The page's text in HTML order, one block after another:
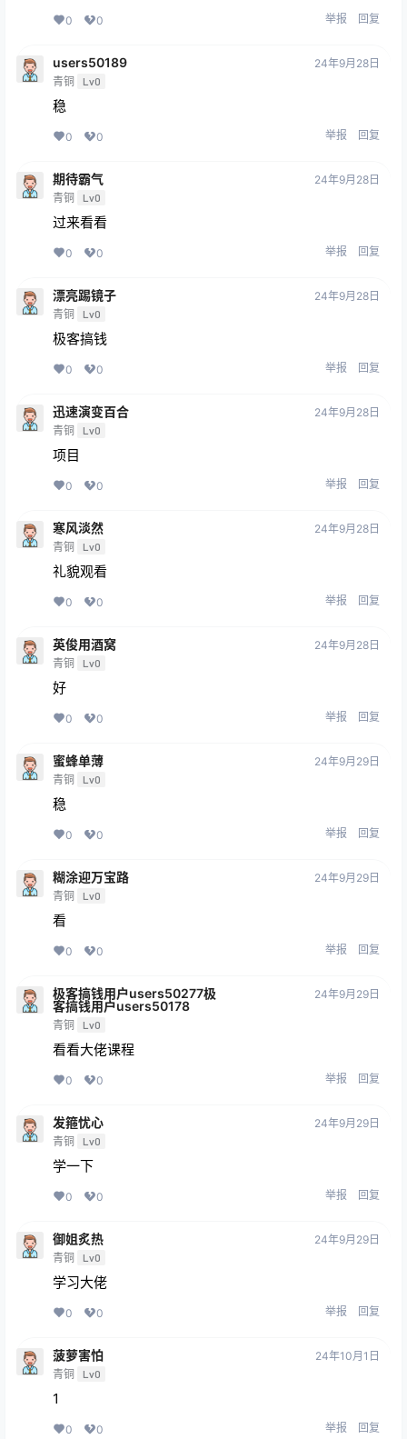
0 0 举报 回复
users50189
青铜 Lv0
24年9月28日
稳
0 0 举报 回复
期待霸气
青铜 Lv0
24年9月28日
过来看看
0 0 举报 回复
漂亮踢镜子
青铜 Lv0
24年9月28日
极客搞钱
0 0 举报 回复
迅速演变百合
青铜 Lv0
24年9月28日
项目
0 0 举报 回复
寒风淡然
青铜 Lv0
24年9月28日
礼貌观看
0 0 举报 回复
英俊用酒窝
青铜 Lv0
24年9月28日
好
0 0 举报 回复
蜜蜂单薄
青铜 Lv0
24年9月29日
稳
0 0 举报 回复
糊涂迎万宝路
青铜 Lv0
24年9月29日
看
0 0 举报 回复
极客搞钱用户users50277极
客搞钱用户users50178
青铜 Lv0
24年9月29日
看看大佬课程
0 0 举报 回复
发箍忧心
青铜 Lv0
24年9月29日
学一下
0 0 举报 回复
御姐炙热
青铜 Lv0
24年9月29日
学习大佬
0 0 举报 回复
菠萝害怕
青铜 Lv0
24年10月1日
1
0 0 举报 回复